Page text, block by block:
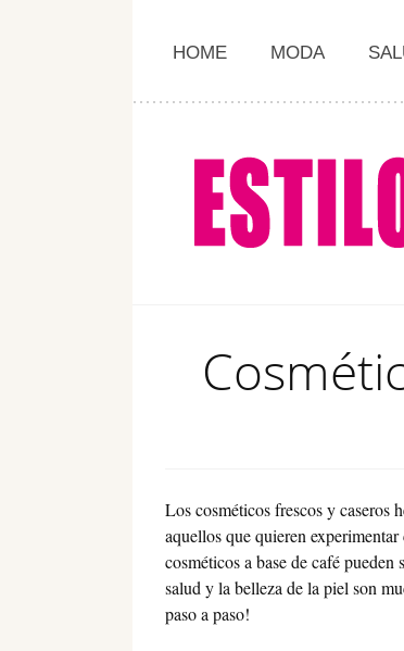
HOME MODA
Los cosméticos frescos y caseros
aquellos que quieren
cosméticos a base de café
salud y la belleza de la piel son
paso a paso!